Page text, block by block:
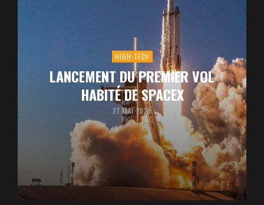
HIGH-TECH
LANCEMENT DU PREMIER VOL
HABITÉ DE SPACEX
27 MAI 2020